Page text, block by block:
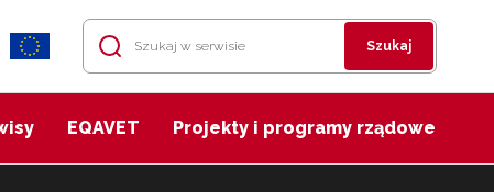
Szukaj
EQAVET Projekty i programy rządowe